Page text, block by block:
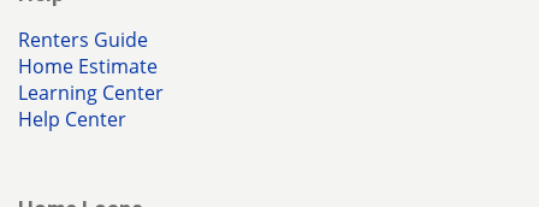
Renters Guide
Home Estimate
Learning Center
Help Center